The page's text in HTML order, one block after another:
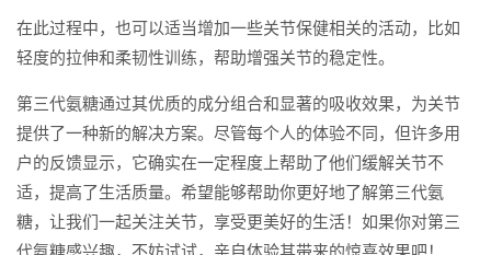
在此过程中，也可以适当增加一些关节保健相关的活动，比如
轻度的拉伸和柔韧性训练，帮助增强关节的稳定性。
第三代氨糖通过其优质的成分组合和显著的吸收效果，为关节
提供了一种新的解决方案。尽管每个人的体验不同，但许多用
户的反馈显示，它确实在一定程度上帮助了他们缓解关节不
适，提高了生活质量。希望能够帮助你更好地了解第三代氨
糖，让我们一起关注关节，享受更美好的生活！如果你对第三
代氨糖感兴趣，不妨试试，亲自体验其带来的惊喜效果吧！